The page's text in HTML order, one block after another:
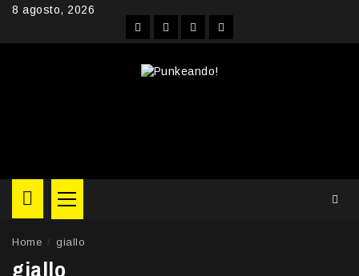
Skip8 agosto, 2026
FacebookInstagram
YouTubeTwitter
Primary
Menu
Home giallo
giallo